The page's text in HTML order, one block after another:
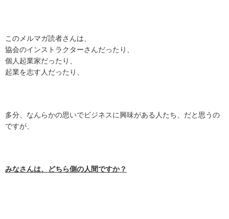
このメルマガ読者さんは、
協会のインストラクターさんだったり、
個人起業家だったり、
起業を志す人だったり、
多分、なんらかの思いでビジネスに興味がある人たち、 だと思うの
ですが、
みなさんは、どちら側の人間ですか？